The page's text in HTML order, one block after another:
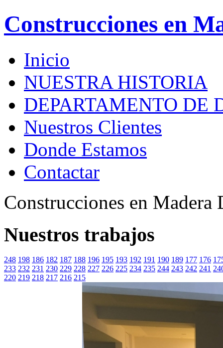
Construcciones en
Inicio
NUESTRA HISTORIA
DEPARTAMENTO DE
Nuestros Clientes
Donde Estamos
Contactar
Construcciones en Madera
Nuestros trabajos
248 198 186 182 187 188 196 195 193 192 191 190 189 177 176
233 232 231 230 229 228 227 226 225 234 235 244 243 242 241
220 219 218 217 216 215